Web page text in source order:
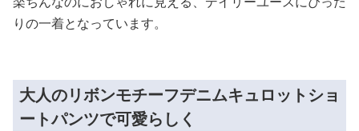
りの一着となっています。
大人のリボンモチーフデニムキュロットショ
ートパンツで可愛らしく